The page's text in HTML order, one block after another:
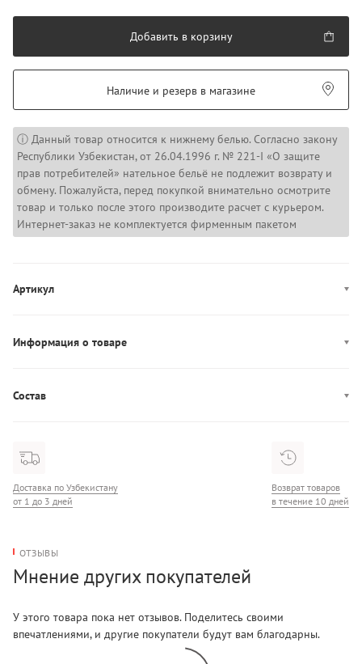
Добавить в корзину
Наличие и резерв в магазине
ⓘ Данный товар относится к нижнему белью. Согласно закону
Республики Узбекистан, от 26.04.1996 г. № 221-I «О защите
прав потребителей» нательное бельё не подлежит возврату и
обмену. Пожалуйста, перед покупкой внимательно осмотрите
товар и только после этого производите расчет с курьером.
Интернет-заказ не комплектуется фирменным пакетом
Артикул
Информация о товаре
Состав
Доставка по Узбекистану
от 1 до 3 дней
Возврат товаров
в течение 10 дней
ОТЗЫВЫ
Мнение других покупателей
У этого товара пока нет отзывов. Поделитесь своими
впечатлениями, и другие покупатели будут вам благодарны.